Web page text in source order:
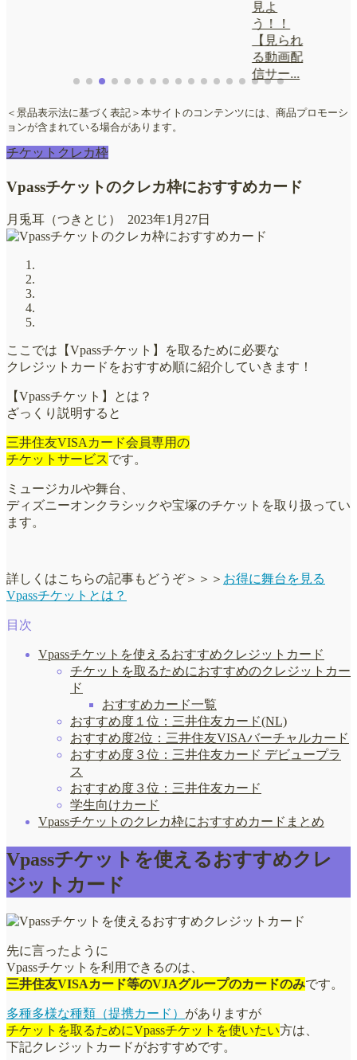
見よ
う！！
【見られ
る動画配
信サー...
＜景品表示法に基づく表記＞本サイトのコンテンツには、商品プロモーシ
ョンが含まれている場合があります。
チケットクレカ枠
Vpassチケットのクレカ枠におすすめカード
月兎耳（つきとじ） 2023年1月27日
ここでは【Vpassチケット】を取るために必要な
クレジットカードをおすすめ順に紹介していきます！
【Vpassチケット】とは？
ざっくり説明すると
三井住友VISAカード会員専用の
チケットサービスです。
ミュージカルや舞台、
ディズニーオンクラシックや宝塚のチケットを取り扱ってい
ます。
詳しくはこちらの記事もどうぞ＞＞＞ お得に舞台を見る
Vpassチケットとは？
目次
Vpassチケットを使えるおすすめクレジットカード
チケットを取るためにおすすめのクレジットカー
ド
おすすめカード一覧
おすすめ度１位：三井住友カード(NL)
おすすめ度2位：三井住友VISAバーチャルカード
おすすめ度３位：三井住友カード デビュープラ
ス
おすすめ度３位：三井住友カード
学生向けカード
Vpassチケットのクレカ枠におすすめカードまとめ
Vpassチケットを使えるおすすめクレ
ジットカード
先に言ったように
Vpassチケットを利用できるのは、
三井住友VISAカード等のVJAグループのカードのみです。
多種多様な種類（提携カード） がありますが
チケットを取るためにVpassチケットを使いたい方は、
下記クレジットカードがおすすめです。